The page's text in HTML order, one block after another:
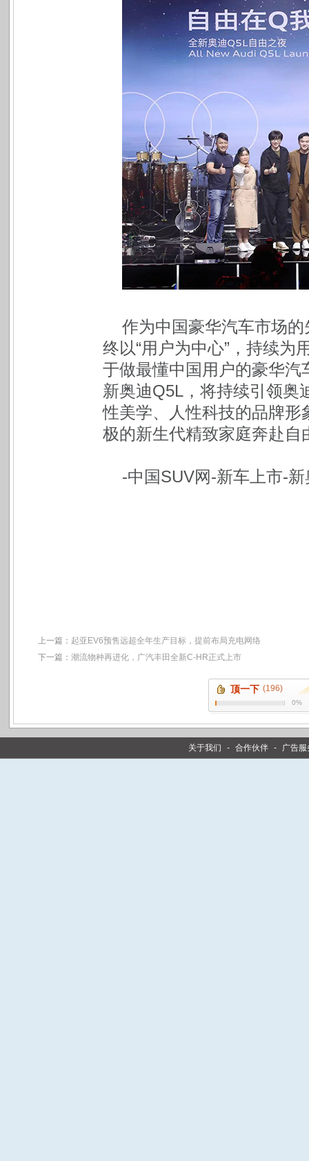
作为中国豪华汽车市场
终以“用户为中心”，持续为
于做最懂中国用户的豪华
新奥迪Q5L，将持续引领奥
性美学、人性科技的品牌
极的新生代精致家庭奔赴自
-中国SUV网-新车上市-
上一篇： 起亚EV6预售远超全年生产目标，提前布局充电网络
下一篇： 潮流物种再进化，广汽丰田全新C-HR正式上市
顶一下 (196)
0%
关于我们 - 合作伙伴 - 广告服